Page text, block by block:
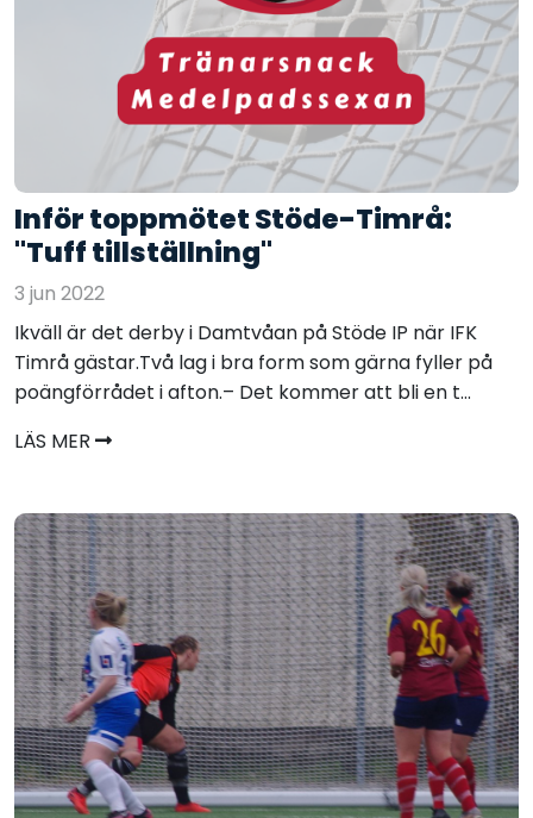
Inför toppmötet Stöde-Timrå:
"Tuff tillställning"
3 jun 2022
Ikväll är det derby i Damtvåan på Stöde IP när IFK
Timrå gästar.Två lag i bra form som gärna fyller på
poängförrådet i afton.– Det kommer att bli en t...
LÄS MER